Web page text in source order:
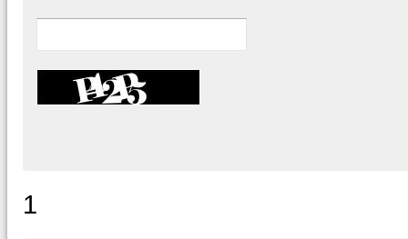
1